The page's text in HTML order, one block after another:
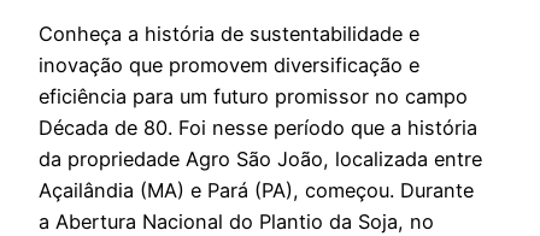
Conheça a história de sustentabilidade e
inovação que promovem diversificação e
eficiência para um futuro promissor no campo
Década de 80. Foi nesse período que a história
da propriedade Agro São João, localizada entre
Açailândia (MA) e Pará (PA), começou. Durante
a Abertura Nacional do Plantio da Soja, no